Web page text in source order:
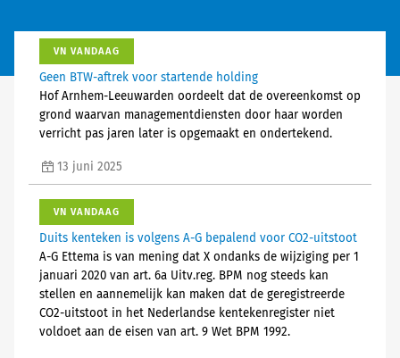
VN VANDAAG
Geen BTW-aftrek voor startende holding
Hof Arnhem-Leeuwarden oordeelt dat de overeenkomst op
grond waarvan managementdiensten door haar worden
verricht pas jaren later is opgemaakt en ondertekend.
13 juni 2025
VN VANDAAG
Duits kenteken is volgens A-G bepalend voor CO2-uitstoot
A-G Ettema is van mening dat X ondanks de wijziging per 1
januari 2020 van art. 6a Uitv.reg. BPM nog steeds kan
stellen en aannemelijk kan maken dat de geregistreerde
CO2-uitstoot in het Nederlandse kentekenregister niet
voldoet aan de eisen van art. 9 Wet BPM 1992.